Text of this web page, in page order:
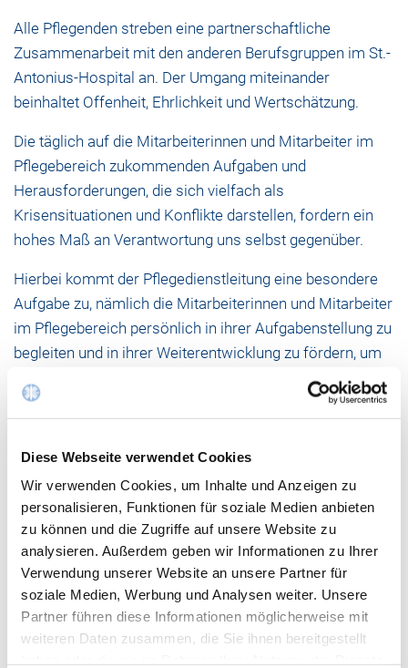
Diese Webseite verwendet Cookies
Wir verwenden Cookies, um Inhalte und Anzeigen zu
personalisieren, Funktionen für soziale Medien anbieten
zu können und die Zugriffe auf unsere Website zu
analysieren. Außerdem geben wir Informationen zu Ihrer
Verwendung unserer Website an unsere Partner für
soziale Medien, Werbung und Analysen weiter. Unsere
Partner führen diese Informationen möglicherweise mit
weiteren Daten zusammen, die Sie ihnen bereitgestellt
Alle Pflegenden streben eine partnerschaftliche
Zusammenarbeit mit den anderen Berufsgruppen im St.-
Antonius-Hospital an. Der Umgang miteinander
beinhaltet Offenheit, Ehrlichkeit und Wertschätzung.
Die täglich auf die Mitarbeiterinnen und Mitarbeiter im
Pflegebereich zukommenden Aufgaben und
Herausforderungen, die sich vielfach als
Krisensituationen und Konflikte darstellen, fordern ein
hohes Maß an Verantwortung uns selbst gegenüber.
Hierbei kommt der Pflegedienstleitung eine besondere
Aufgabe zu, nämlich die Mitarbeiterinnen und Mitarbeiter
im Pflegebereich persönlich in ihrer Aufgabenstellung zu
begleiten und in ihrer Weiterentwicklung zu fördern, um
damit einen hohen Pflegestandard auf allen Stationen
unseres Hospitals sicherzustellen.
Betriebsleitung, Rahmenbedingungen bzw.
Voraussetzungen zu schaffen, die uns Pflegenden
ermöglichen, unserem Auftrag und uns selbst gerecht zu
werden.
Die Patientin/der Patient steht im Mittelpunkt unseres
Handelns. Wir nehmen Anteil an der Ausnahmesituation
unserer Patienten und wahren ihre Würde.